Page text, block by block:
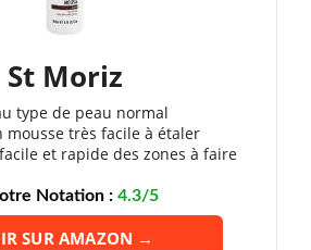
St Moriz
type de peau normal
mousse très facile à étaler
et rapide des zones à faire
Notation :4.3/5
SUR AMAZON →